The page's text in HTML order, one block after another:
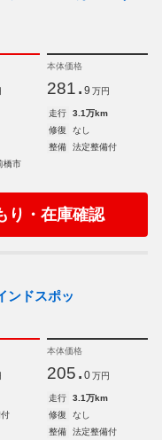
本体価格
281. 9 万円
走行
3.1万km
修復
なし
整備
法定整備付
橋市
り・在庫確認
ンドスポッ
本体価格
205. 0 万円
走行
3.1万km
修復
なし
整備
法定整備付